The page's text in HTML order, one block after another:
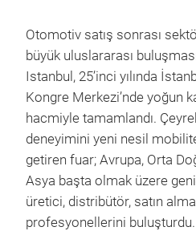
Otomotiv satış sonrası
büyük uluslararası
Istanbul, 25’inci yılında
Kongre Merkezi’nde yoğun
hacmiyle tamamlandı.
deneyimini yeni nesil
getiren fuar; Avrupa, Orta
Asya başta olmak üzere
üretici, distribütör, satın
profesyonellerini buluşturdu.